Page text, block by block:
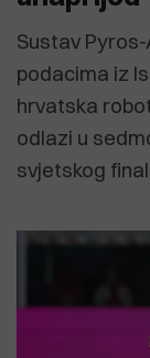
Sustav
podacima iz
hrvatska
odlazi u
svjetskog